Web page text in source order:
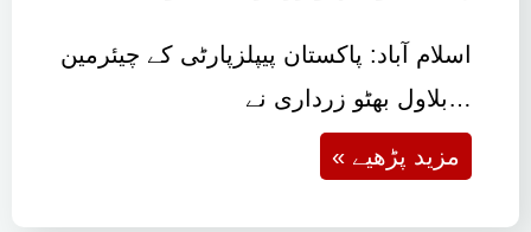
اسلام آباد: پاکستان پیپلزپارٹی کے چیئرمین
بلاول بھٹو زرداری نے…
« مزید پڑھیے